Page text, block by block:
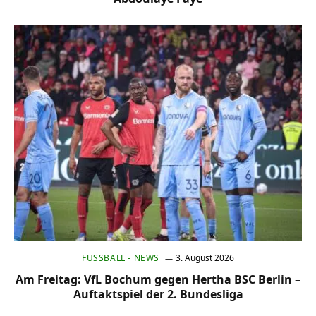
FUSSBALL - NEWS 3. August 2026
Am Freitag: VfL Bochum gegen Hertha BSC Berlin –
Auftaktspiel der 2. Bundesliga